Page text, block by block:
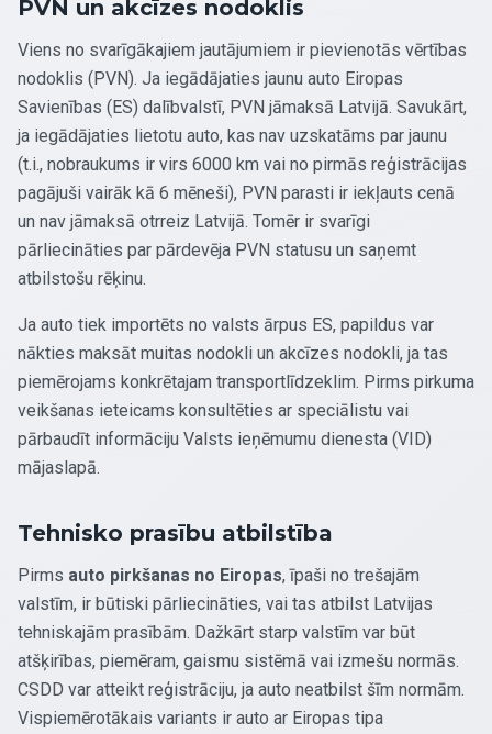
PVN un akcīzes nodoklis
Viens no svarīgākajiem jautājumiem ir pievienotās vērtības
nodoklis (PVN). Ja iegādājaties jaunu auto Eiropas
Savienības (ES) dalībvalstī, PVN jāmaksā Latvijā. Savukārt,
ja iegādājaties lietotu auto, kas nav uzskatāms par jaunu
(t.i., nobraukums ir virs 6000 km vai no pirmās reģistrācijas
pagājuši vairāk kā 6 mēneši), PVN parasti ir iekļauts cenā
un nav jāmaksā otrreiz Latvijā. Tomēr ir svarīgi
pārliecināties par pārdevēja PVN statusu un saņemt
atbilstošu rēķinu.
Ja auto tiek importēts no valsts ārpus ES, papildus var
nākties maksāt muitas nodokli un akcīzes nodokli, ja tas
piemērojams konkrētajam transportlīdzeklim. Pirms pirkuma
veikšanas ieteicams konsultēties ar speciālistu vai
pārbaudīt informāciju Valsts ieņēmumu dienesta (VID)
mājaslapā.
Tehnisko prasību atbilstība
Pirms auto pirkšanas no Eiropas, īpaši no trešajām
valstīm, ir būtiski pārliecināties, vai tas atbilst Latvijas
tehniskajām prasībām. Dažkārt starp valstīm var būt
atšķirības, piemēram, gaismu sistēmā vai izmešu normās.
CSDD var atteikt reģistrāciju, ja auto neatbilst šīm normām.
Vispiemērotākais variants ir auto ar Eiropas tipa